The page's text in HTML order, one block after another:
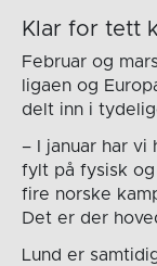
Klar for tett
Februar og
ligaen og
delt inn i
– I januar har
fylt på fysisk og
fire norske
Det er der
Lund er